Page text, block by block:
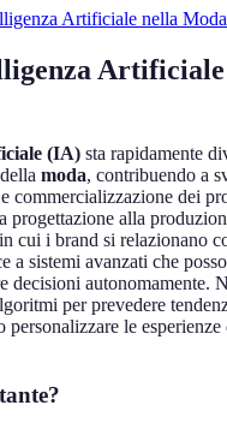
Artificiale nella Moda
(IA) sta rapidamente
moda, contribuendo a
commercializzazione dei
progettazione alla
cui i brand si relazionano
a sistemi avanzati che
decisioni autonomamente.
per prevedere
personalizzare le